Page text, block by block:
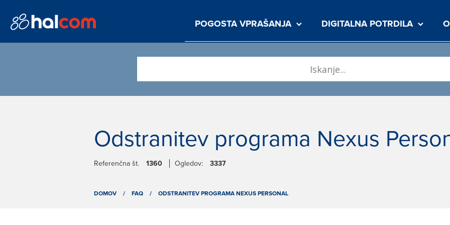
POGOSTA VPRAŠANJA DIGITALNA POTRDILA
Odstranitev programa Nexus
Referenčna št. 1360 Ogledov: 3337
DOMOV / FAQ / ODSTRANITEV PROGRAMA NEXUS PERSONAL